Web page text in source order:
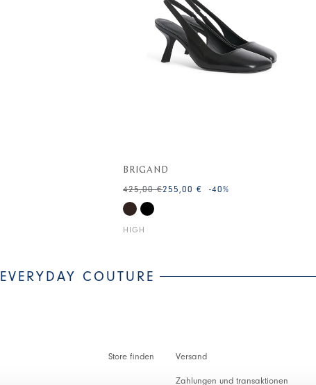
BRIGAND
HIGH
425,00 €255,00 € -40%
EVERYDAY COUTURE
Store finden Versand
Zahlungen und transaktionen